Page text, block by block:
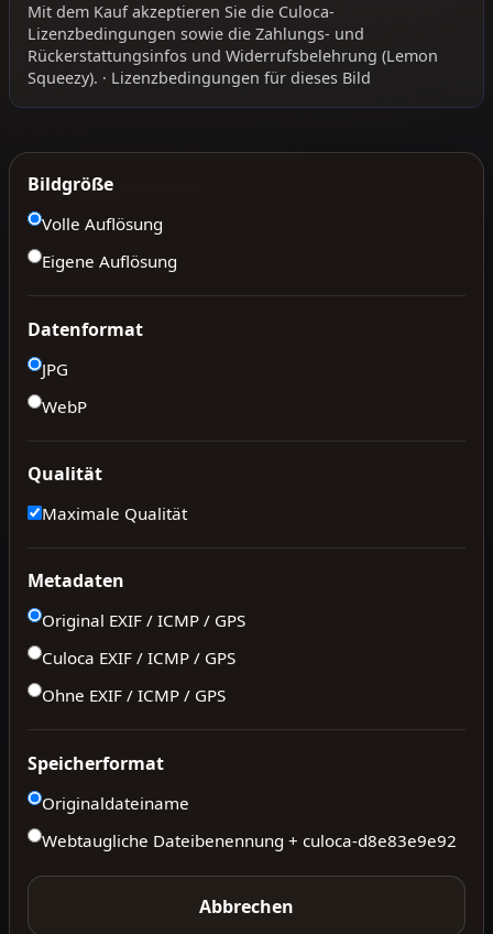
Mit dem Kauf akzeptieren Sie die Culoca-
Lizenzbedingungen sowie die Zahlungs- und
Rückerstattungsinfos und Widerrufsbelehrung (Lemon
Squeezy). · Lizenzbedingungen für dieses Bild
Bildgröße
Volle Auflösung
Eigene Auflösung
Datenformat
JPG
WebP
Qualität
Maximale Qualität
Metadaten
Original EXIF / ICMP / GPS
Culoca EXIF / ICMP / GPS
Ohne EXIF / ICMP / GPS
Speicherformat
Originaldateiname
Webtaugliche Dateibenennung + culoca-d8e83e9e92
Abbrechen